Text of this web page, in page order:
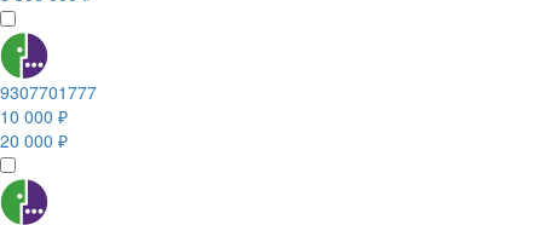
9307701777
10 000 ₽
20 000 ₽